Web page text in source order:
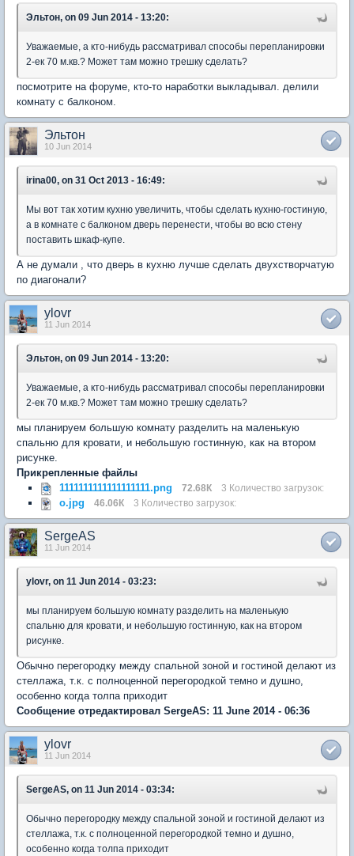
Эльтон, on 09 Jun 2014 - 13:20:
Уважаемые, а кто-нибудь рассматривал способы перепланировки
2-ек 70 м.кв.? Может там можно трешку сделать?
посмотрите на форуме, кто-то наработки выкладывал. делили
комнату с балконом.
Эльтон
10 Jun 2014
irina00, on 31 Oct 2013 - 16:49:
Мы вот так хотим кухню увеличить, чтобы сделать кухню-гостиную,
а в комнате с балконом дверь перенести, чтобы во всю стену
поставить шкаф-купе.
А не думали , что дверь в кухню лучше сделать двухстворчатую
по диагонали?
ylovr
11 Jun 2014
Эльтон, on 09 Jun 2014 - 13:20:
Уважаемые, а кто-нибудь рассматривал способы перепланировки
2-ек 70 м.кв.? Может там можно трешку сделать?
мы планируем большую комнату разделить на маленькую
спальню для кровати, и небольшую гостинную, как на втором
рисунке.
Прикрепленные файлы
1111111111111111111.png
72.68К 3 Количество загрузок:
о.jpg 46.06К 3 Количество загрузок:
SergeAS
11 Jun 2014
ylovr, on 11 Jun 2014 - 03:23:
мы планируем большую комнату разделить на маленькую
спальню для кровати, и небольшую гостинную, как на втором
рисунке.
Обычно перегородку между спальной зоной и гостиной делают из
стеллажа, т.к. с полноценной перегородкой темно и душно,
особенно когда толпа приходит
Сообщение отредактировал SergeAS: 11 June 2014 - 06:36
ylovr
11 Jun 2014
SergeAS, on 11 Jun 2014 - 03:34:
Обычно перегородку между спальной зоной и гостиной делают из
стеллажа, т.к. с полноценной перегородкой темно и душно,
особенно когда толпа приходит